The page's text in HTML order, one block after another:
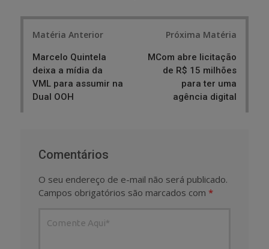
Matéria Anterior
Marcelo Quintela
deixa a mídia da
VML para assumir na
Dual OOH
Próxima Matéria
MCom abre licitação
de R$ 15 milhões
para ter uma
agência digital
Comentários
O seu endereço de e-mail não será publicado.
Campos obrigatórios são marcados com *